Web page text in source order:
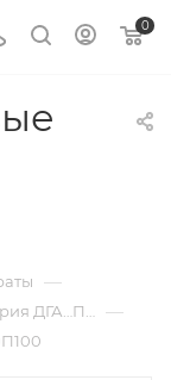
0
—
ДГА…П… —